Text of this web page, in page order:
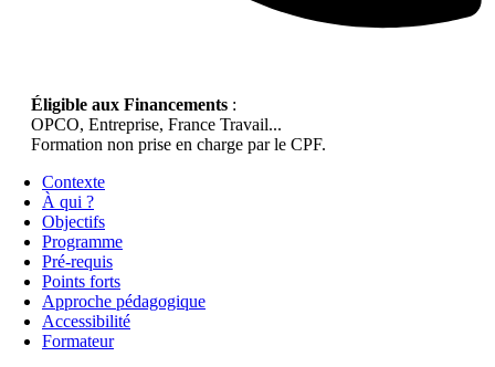
Éligible aux Financements :
OPCO, Entreprise, France Travail...
Formation non prise en charge par le CPF.
Contexte
À qui ?
Objectifs
Programme
Pré-requis
Points forts
Approche pédagogique
Accessibilité
Formateur